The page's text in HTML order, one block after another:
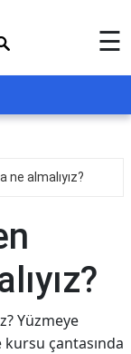
☰
ne almalıyız?
Yüzmeye
kursu çantasında